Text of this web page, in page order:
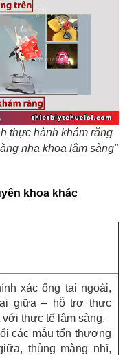
thực hành khám răng
nha khoa lâm sàng"
khoa khác
xác ống tai ngoài,
giữa – hỗ trợ thực
với thực tế lâm sàng.
các mẫu tổn thương
thủng màng nhĩ,